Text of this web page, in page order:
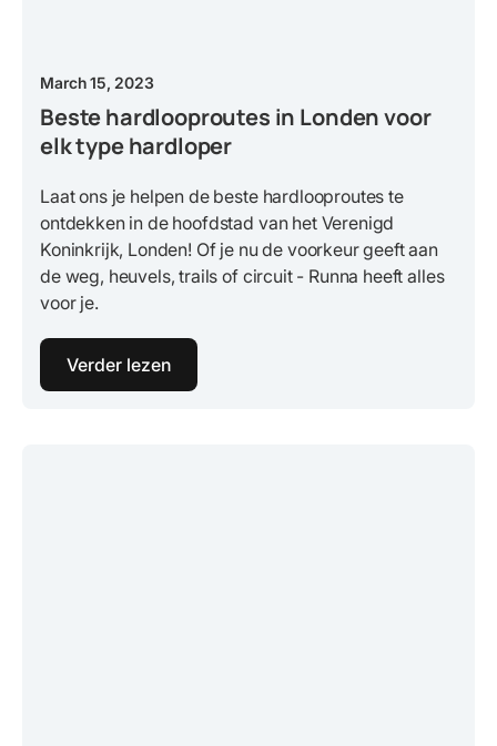
March 15, 2023
Beste hardlooproutes in Londen voor
elk type hardloper
Laat ons je helpen de beste hardlooproutes te
ontdekken in de hoofdstad van het Verenigd
Koninkrijk, Londen! Of je nu de voorkeur geeft aan
de weg, heuvels, trails of circuit - Runna heeft alles
voor je.
Verder lezen